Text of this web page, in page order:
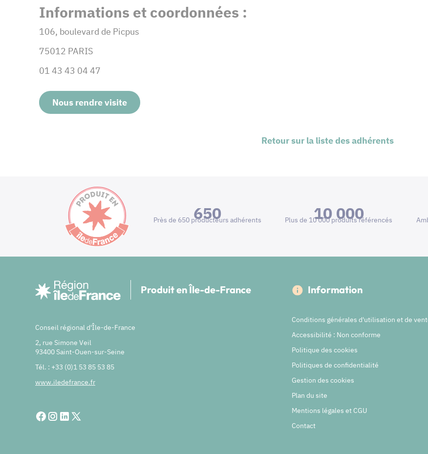
Informations et coordonnées :
106, boulevard de Picpus
75012 PARIS
01 43 43 04 47
Nous rendre visite
Retour sur la liste des adhérents
650
Près de 650 producteurs adhérents 10 000
Plus de 10 000 produits référencés
Produit en Île-de-France
Conseil régional d'Île-de-France
2, rue Simone Veil
93400 Saint-Ouen-sur-Seine
Tél. : +33 (0)1 53 85 53 85
www.iledefrance.fr
Information
Conditions générales d'utilisation et de
Accessibilité : Non conforme
Politique des cookies
Politiques de confidentialité
Gestion des cookies
Plan du site
Mentions légales et CGU
Contact